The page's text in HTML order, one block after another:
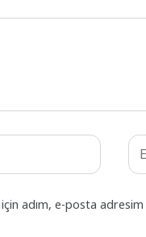
adım, e-posta